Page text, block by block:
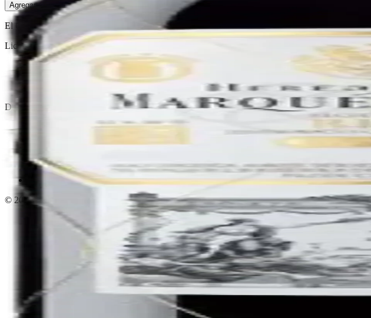
Agregar al carrito— $26.39
El Gato Tuerto
Licorera · envíos locales
Política de privacidad
Términos y condiciones
Delivery · Miami
Delivery de licores en Miami
Licorera en Brickell
Delivery Coral Gables
Cervezas a domicilio Miami
© 2026 El Gato Tuerto · Licorera·Bebé responsablemente.